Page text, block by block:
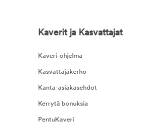
Kaverit ja Kasvattajat
Kaveri-ohjelma
Kasvattajakerho
Kanta-asiakasehdot
Kerrytä bonuksia
PentuKaveri